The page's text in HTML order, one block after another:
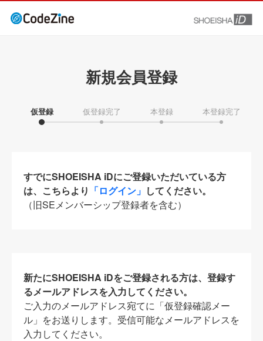
新規会員登録
仮登録 仮登録完了 本登録 本登録完了
すでにSHOEISHA iDにご登録いただいている方
は、こちらより 「ログイン」 してください。
（旧SEメンバーシップ登録者を含む）
新たにSHOEISHA iDをご登録される方は、登録す
るメールアドレスを入力してください。
ご入力のメールアドレス宛てに「仮登録確認メー
ル」をお送りします。受信可能なメールアドレスを
入力してください。